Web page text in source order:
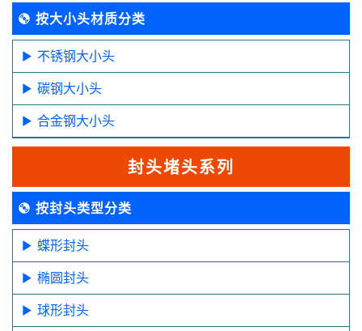
按大小头材质分类
不锈钢大小头
碳钢大小头
合金钢大小头
封头堵头系列
按封头类型分类
蝶形封头
椭圆封头
球形封头